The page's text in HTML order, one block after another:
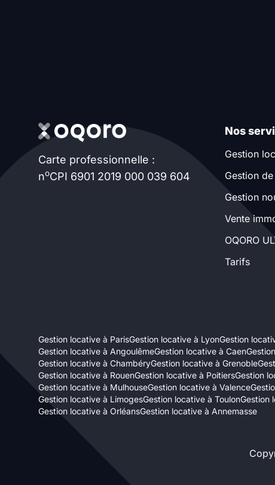
Nombre de chambres
disponibles
chambres
disponibles
Local à vélo
Disponible à partir du
Carte professionnelle :
noCPI 6901 2019 000 039 604
Nos
Gestion
Gestion
Gestion
Vente
OQORO
Tarifs
Gestion locative à ParisGestion locative à LyonGestion
Gestion locative à AngoulêmeGestion locative à Caen
Gestion locative à ChambéryGestion locative à Grenoble
Gestion locative à RouenGestion locative à PoitiersGestion
Gestion locative à MulhouseGestion locative à Valence
Gestion locative à LimogesGestion locative à ToulonGestion
Gestion locative à OrléansGestion locative à Annemasse